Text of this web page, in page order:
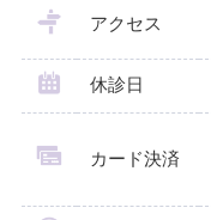
アクセス
休診日
カード決済